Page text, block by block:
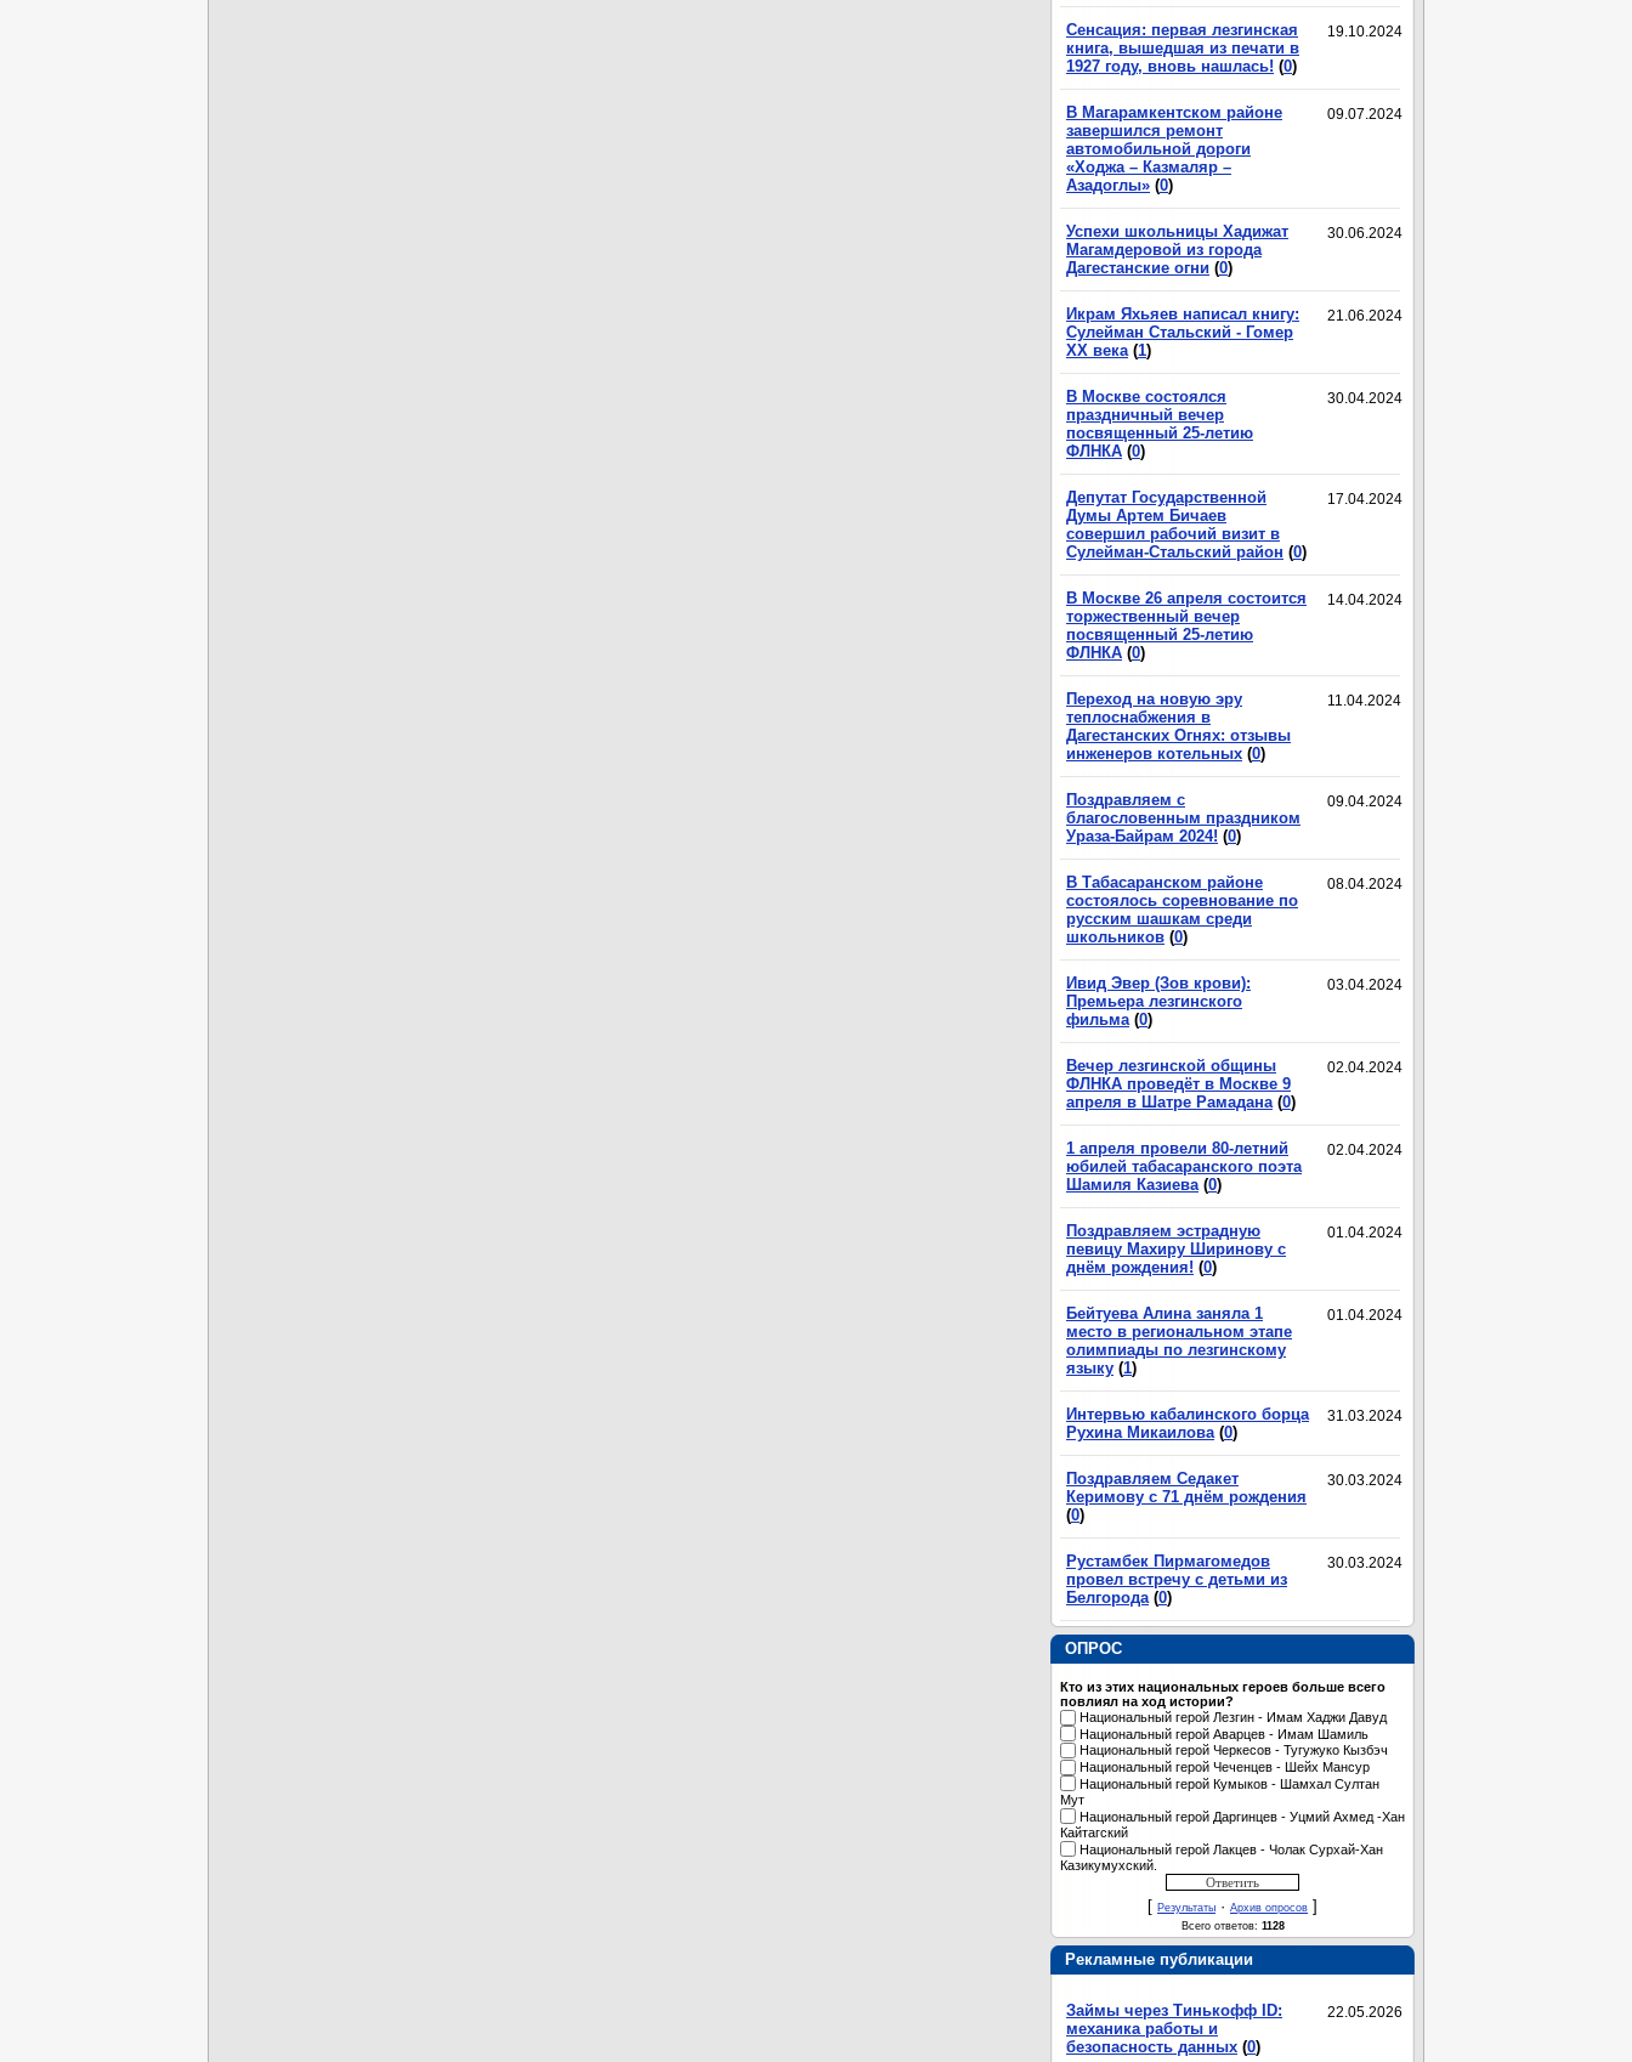
19.10.2024
Сенсация: первая лезгинская
книга, вышедшая из печати в
1927 году, вновь нашлась! (0)
09.07.2024
В Магарамкентском районе
завершился ремонт
автомобильной дороги
«Ходжа – Казмаляр –
Азадоглы» (0)
30.06.2024
Успехи школьницы Хадижат
Магамдеровой из города
Дагестанские огни (0)
21.06.2024
Икрам Яхьяев написал книгу:
Сулейман Стальский - Гомер
XX века (1)
30.04.2024
В Москве состоялся
праздничный вечер
посвященный 25-летию
ФЛНКА (0)
17.04.2024
Депутат Государственной
Думы Артем Бичаев
совершил рабочий визит в
Сулейман-Стальский район (0)
14.04.2024
В Москве 26 апреля состоится
торжественный вечер
посвященный 25-летию
ФЛНКА (0)
11.04.2024
Переход на новую эру
теплоснабжения в
Дагестанских Огнях: отзывы
инженеров котельных (0)
09.04.2024
Поздравляем с
благословенным праздником
Ураза-Байрам 2024! (0)
08.04.2024
В Табасаранском районе
состоялось соревнование по
русским шашкам среди
школьников (0)
03.04.2024
Ивид Эвер (Зов крови):
Премьера лезгинского
фильма (0)
02.04.2024
Вечер лезгинской общины
ФЛНКА проведёт в Москве 9
апреля в Шатре Рамадана (0)
02.04.2024
1 апреля провели 80-летний
юбилей табасаранского поэта
Шамиля Казиева (0)
01.04.2024
Поздравляем эстрадную
певицу Махиру Ширинову с
днём рождения! (0)
01.04.2024
Бейтуева Алина заняла 1
место в региональном этапе
олимпиады по лезгинскому
языку (1)
31.03.2024
Интервью кабалинского борца
Рухина Микаилова (0)
30.03.2024
Поздравляем Седакет
Керимову с 71 днём рождения
(0)
30.03.2024
Рустамбек Пирмагомедов
провел встречу с детьми из
Белгорода (0)
ОПРОС
Кто из этих национальных героев больше всего
повлиял на ход истории?
Национальный герой Лезгин - Имам Хаджи Давуд
Национальный герой Аварцев - Имам Шамиль
Национальный герой Черкесов - Тугужуко Кызбэч
Национальный герой Чеченцев - Шейх Мансур
Национальный герой Кумыков - Шамхал Султан
Мут
Национальный герой Даргинцев - Уцмий Ахмед -Хан
Кайтагский
Национальный герой Лакцев - Чолак Сурхай-Хан
Казикумухский.
[ Результаты · Архив опросов ]
Всего ответов: 1128
Рекламные публикации
22.05.2026
Займы через Тинькофф ID:
механика работы и
безопасность данных (0)